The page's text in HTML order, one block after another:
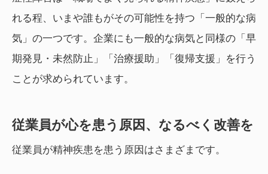
れる程、いまや誰もがその可能性を持つ「一般的な病
気」の一つです。企業にも一般的な病気と同様の「早
期発見・未然防止」「治療援助」「復帰支援」を行う
ことが求められています。
従業員が心を患う原因、なるべく改善を
従業員が精神疾患を患う原因はさまざまです。